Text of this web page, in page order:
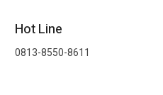
Hot Line
0813-8550-8611